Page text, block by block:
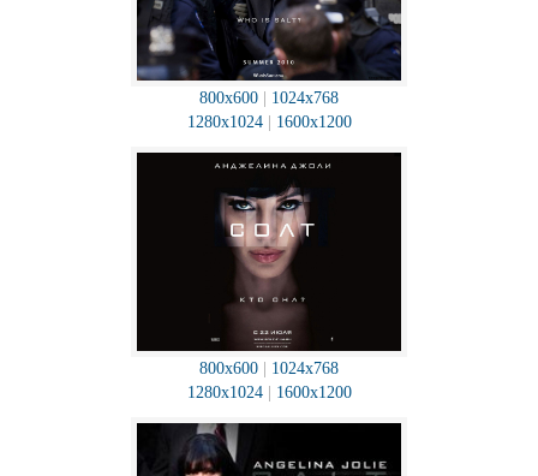
800x600
1024x768
1280x1024| 1600x1200
800x600
1024x768
1280x1024| 1600x1200